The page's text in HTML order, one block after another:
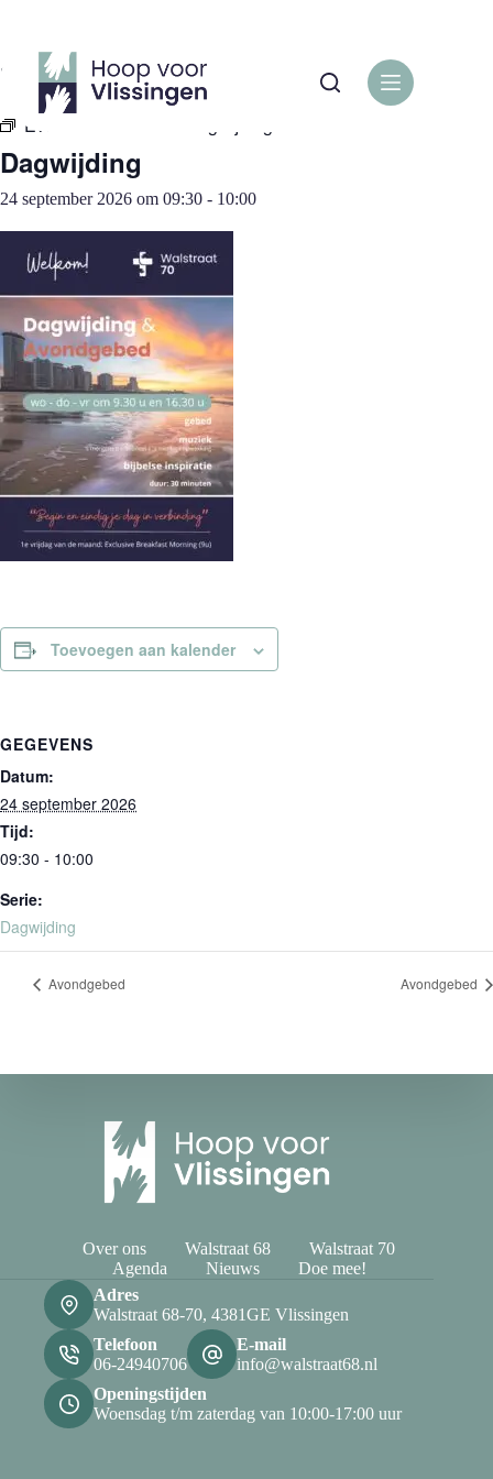
inhoud
« Alle Evenementen
Evenementenreeks:
Dagwijding
24 september 2026 om 09:30 - 10:00
Toevoegen aan kalender
GEGEVENS
Datum:
24 september 2026
Tijd:
09:30 - 10:00
Serie:
Dagwijding
Avondgebed Avondgebed
Over ons Walstraat 68
Walstraat 70
Agenda
Nieuws
Doe mee!
Adres
Walstraat 68-70, 4381GE Vlissingen
Telefoon
06-24940706
E-mail
info@walstraat68.nl
Openingstijden
Woensdag t/m zaterdag van 10:00-17:00 uur